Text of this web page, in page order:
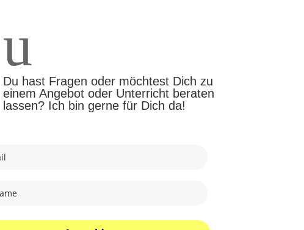
u
Du hast Fragen oder möchtest Dich zu
einem Angebot oder Unterricht beraten
lassen? Ich bin gerne für Dich da!